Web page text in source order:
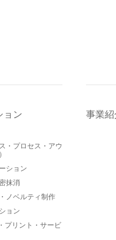
ョン
・プロセス・アウ
ション
抹消
ノベルティ制作
ョン
プリント・サービ
事業紹